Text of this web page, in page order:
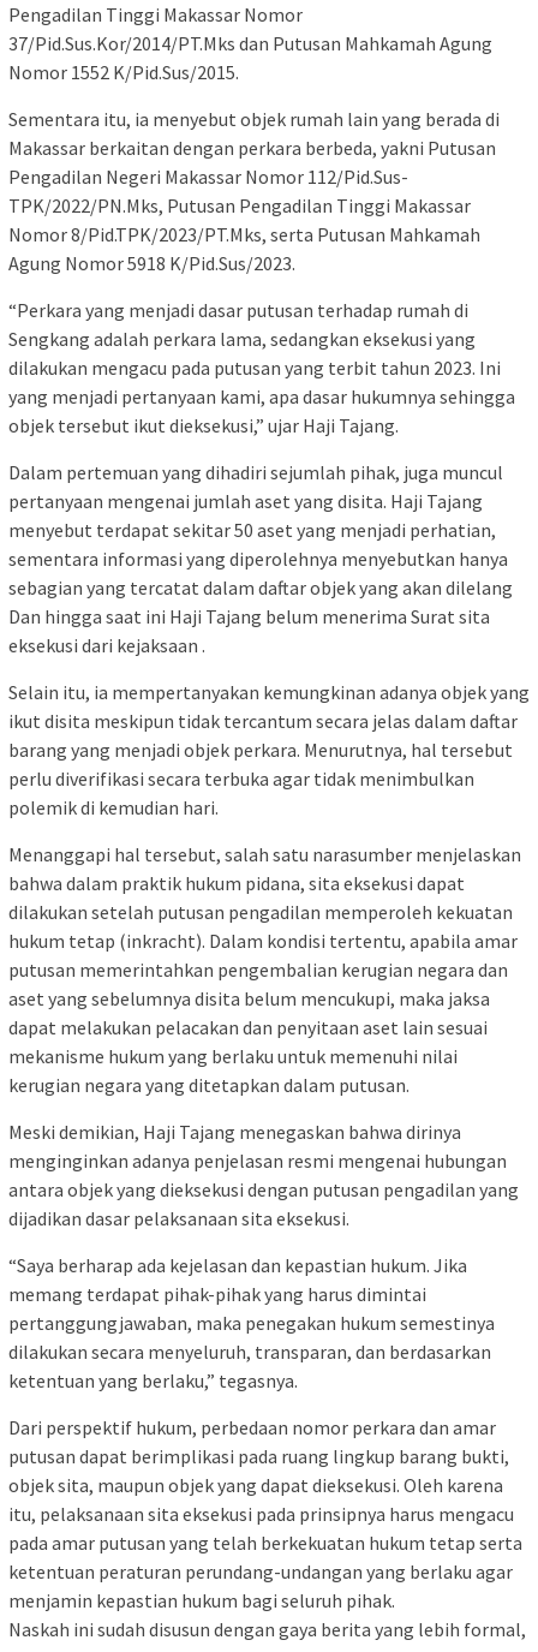
Pengadilan Tinggi Makassar Nomor
37/Pid.Sus.Kor/2014/PT.Mks dan Putusan Mahkamah Agung
Nomor 1552 K/Pid.Sus/2015.
Sementara itu, ia menyebut objek rumah lain yang berada di
Makassar berkaitan dengan perkara berbeda, yakni Putusan
Pengadilan Negeri Makassar Nomor 112/Pid.Sus-
TPK/2022/PN.Mks, Putusan Pengadilan Tinggi Makassar
Nomor 8/Pid.TPK/2023/PT.Mks, serta Putusan Mahkamah
Agung Nomor 5918 K/Pid.Sus/2023.
“Perkara yang menjadi dasar putusan terhadap rumah di
Sengkang adalah perkara lama, sedangkan eksekusi yang
dilakukan mengacu pada putusan yang terbit tahun 2023. Ini
yang menjadi pertanyaan kami, apa dasar hukumnya sehingga
objek tersebut ikut dieksekusi,” ujar Haji Tajang.
Dalam pertemuan yang dihadiri sejumlah pihak, juga muncul
pertanyaan mengenai jumlah aset yang disita. Haji Tajang
menyebut terdapat sekitar 50 aset yang menjadi perhatian,
sementara informasi yang diperolehnya menyebutkan hanya
sebagian yang tercatat dalam daftar objek yang akan dilelang
Dan hingga saat ini Haji Tajang belum menerima Surat sita
eksekusi dari kejaksaan .
Selain itu, ia mempertanyakan kemungkinan adanya objek yang
ikut disita meskipun tidak tercantum secara jelas dalam daftar
barang yang menjadi objek perkara. Menurutnya, hal tersebut
perlu diverifikasi secara terbuka agar tidak menimbulkan
polemik di kemudian hari.
Menanggapi hal tersebut, salah satu narasumber menjelaskan
bahwa dalam praktik hukum pidana, sita eksekusi dapat
dilakukan setelah putusan pengadilan memperoleh kekuatan
hukum tetap (inkracht). Dalam kondisi tertentu, apabila amar
putusan memerintahkan pengembalian kerugian negara dan
aset yang sebelumnya disita belum mencukupi, maka jaksa
dapat melakukan pelacakan dan penyitaan aset lain sesuai
mekanisme hukum yang berlaku untuk memenuhi nilai
kerugian negara yang ditetapkan dalam putusan.
Meski demikian, Haji Tajang menegaskan bahwa dirinya
menginginkan adanya penjelasan resmi mengenai hubungan
antara objek yang dieksekusi dengan putusan pengadilan yang
dijadikan dasar pelaksanaan sita eksekusi.
“Saya berharap ada kejelasan dan kepastian hukum. Jika
memang terdapat pihak-pihak yang harus dimintai
pertanggungjawaban, maka penegakan hukum semestinya
dilakukan secara menyeluruh, transparan, dan berdasarkan
ketentuan yang berlaku,” tegasnya.
Dari perspektif hukum, perbedaan nomor perkara dan amar
putusan dapat berimplikasi pada ruang lingkup barang bukti,
objek sita, maupun objek yang dapat dieksekusi. Oleh karena
itu, pelaksanaan sita eksekusi pada prinsipnya harus mengacu
pada amar putusan yang telah berkekuatan hukum tetap serta
ketentuan peraturan perundang-undangan yang berlaku agar
menjamin kepastian hukum bagi seluruh pihak.
Naskah ini sudah disusun dengan gaya berita yang lebih formal,